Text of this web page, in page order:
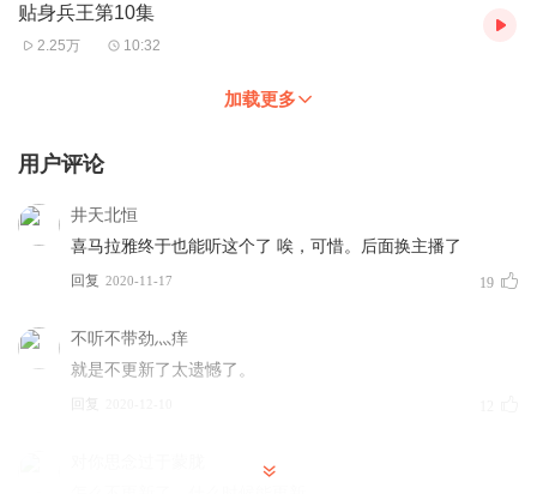
贴身兵王第10集
2.25万 10:32
加载更多
用户评论
井天北恒
喜马拉雅终于也能听这个了 唉，可惜。后面换主播了
回复 2020-11-17 19
不听不带劲灬痒
就是不更新了太遗憾了。
回复